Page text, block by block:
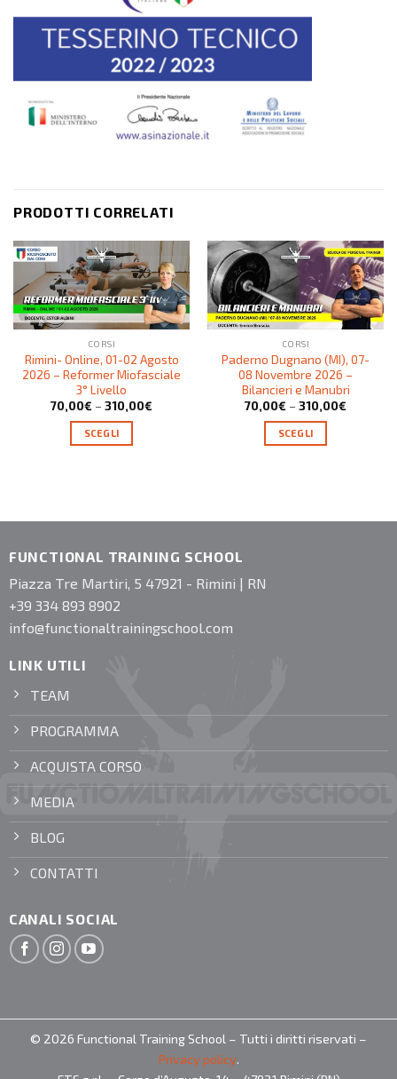
PRODOTTI CORRELATI
CORSI
Rimini- Online, 01-02 Agosto
2026 – Reformer Miofasciale
3° Livello
70,00€ – 310,00€
SCEGLI
CORSI
Paderno Dugnano (MI), 07-
08 Novembre 2026 –
Bilancieri e Manubri
70,00€ – 310,00€
SCEGLI
FUNCTIONAL TRAINING SCHOOL
Piazza Tre Martiri, 5 47921 - Rimini | RN
+39 334 893 8902
info@functionaltrainingschool.com
LINK UTILI
TEAM
PROGRAMMA
ACQUISTA CORSO
MEDIA
BLOG
CONTATTI
CANALI SOCIAL
© 2026 Functional Training School – Tutti i diritti riservati –
Privacy policy.